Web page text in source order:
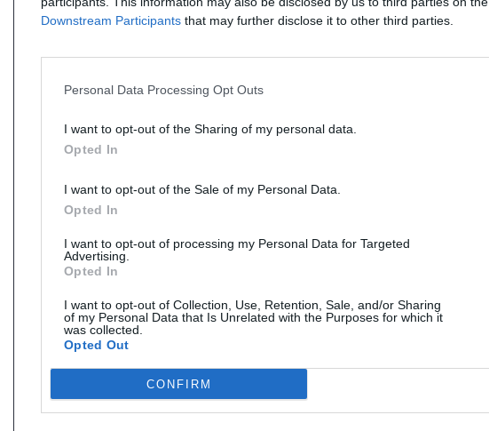
Downstream Participants that may further disclose it to other third parties.
Personal Data Processing Opt Outs
I want to opt-out of the Sharing of my personal data.
Opted In
I want to opt-out of the Sale of my Personal Data.
Opted In
I want to opt-out of processing my Personal Data for Targeted
Advertising.
Opted In
I want to opt-out of Collection, Use, Retention, Sale, and/or Sharing
of my Personal Data that Is Unrelated with the Purposes for which it
was collected.
Opted Out
CONFIRM